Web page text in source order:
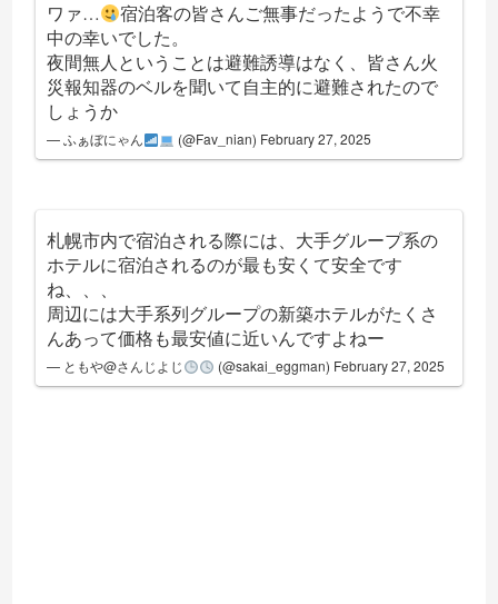
ワァ…
宿泊客の皆さんご無事だったようで不幸
中の幸いでした。
夜間無人ということは避難誘導はなく、皆さん火
災報知器のベルを聞いて自主的に避難されたので
しょうか
— ふぁぼにゃん (@Fav_nian) February 27, 2025
札幌市内で宿泊される際には、大手グループ系の
ホテルに宿泊されるのが最も安くて安全です
ね、、、
周辺には大手系列グループの新築ホテルがたくさ
んあって価格も最安値に近いんですよねー
— ともや@さんじよじ (@sakai_eggman) February 27, 2025